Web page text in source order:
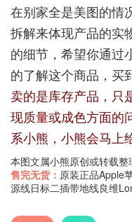
在别家全是美图的情
拆解来体现产品的实
的细节，希望你通过
的了解这个商品，买
卖的是库存产品，只
现质量或成色方面的
系小熊，小熊会马上
本图文属小熊原创或转载
售完无货： 原装正品Apple
源线日标二插带地线良维